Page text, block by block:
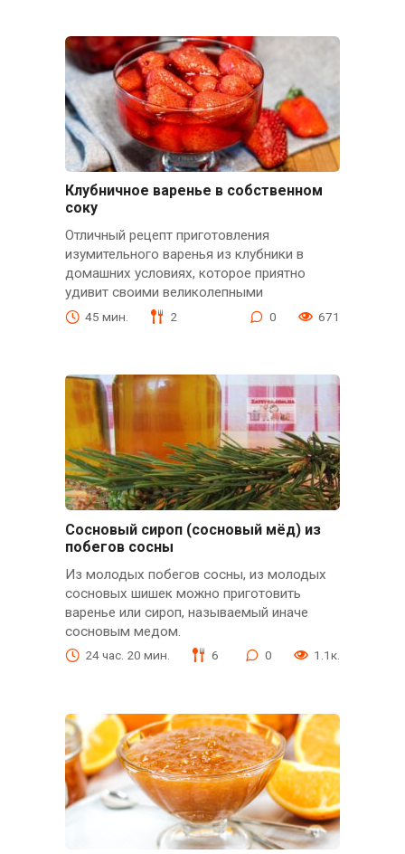
Клубничное варенье в собственном
соку
Отличный рецепт приготовления
изумительного варенья из клубники в
домашних условиях, которое приятно
удивит своими великолепными
45 мин. 2 0 671
Сосновый сироп (сосновый мёд) из
побегов сосны
Из молодых побегов сосны, из молодых
сосновых шишек можно приготовить
варенье или сироп, называемый иначе
сосновым медом.
24 час. 20 мин. 6 0 1.1к.